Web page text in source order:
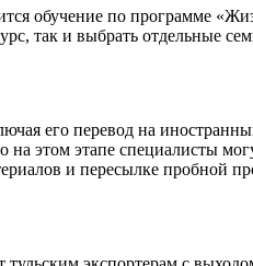
обучение по программе
так и выбрать отдельные
его перевод на
этом этапе специалисты
и пересылке пробной